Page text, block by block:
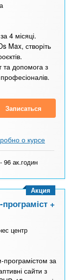
4 місяці.
Max, створіть
та допомога з
Записаться
о курсе
96 ак.годин
+
центр
за
сайти з
Акция